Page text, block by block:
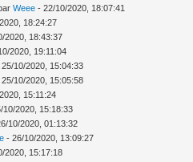
Weee - 22/10/2020, 18:07:41
18:24:27
2020, 18:43:37
2020, 19:11:04
25/10/2020, 15:04:33
25/10/2020, 15:05:58
15:11:24
10/2020, 15:18:33
10/2020, 01:13:32
- 26/10/2020, 13:09:27
2020, 15:17:18